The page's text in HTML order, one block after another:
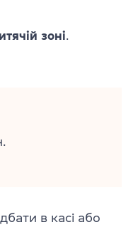
зоні.
в касі або